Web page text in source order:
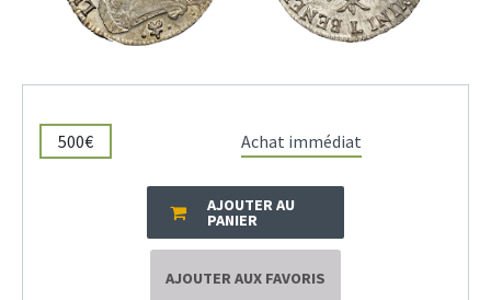
500€ Achat immédiat
AJOUTER AU
PANIER
AJOUTER AUX FAVORIS